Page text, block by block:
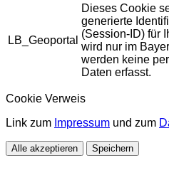
LB_Geoportal
Dieses Cookie
generierte
(Session-ID) für
wird nur im
werden keine
Daten erfasst.
Cookie Verweis
Link zum Impressum und zum
Alle akzeptieren Speichern